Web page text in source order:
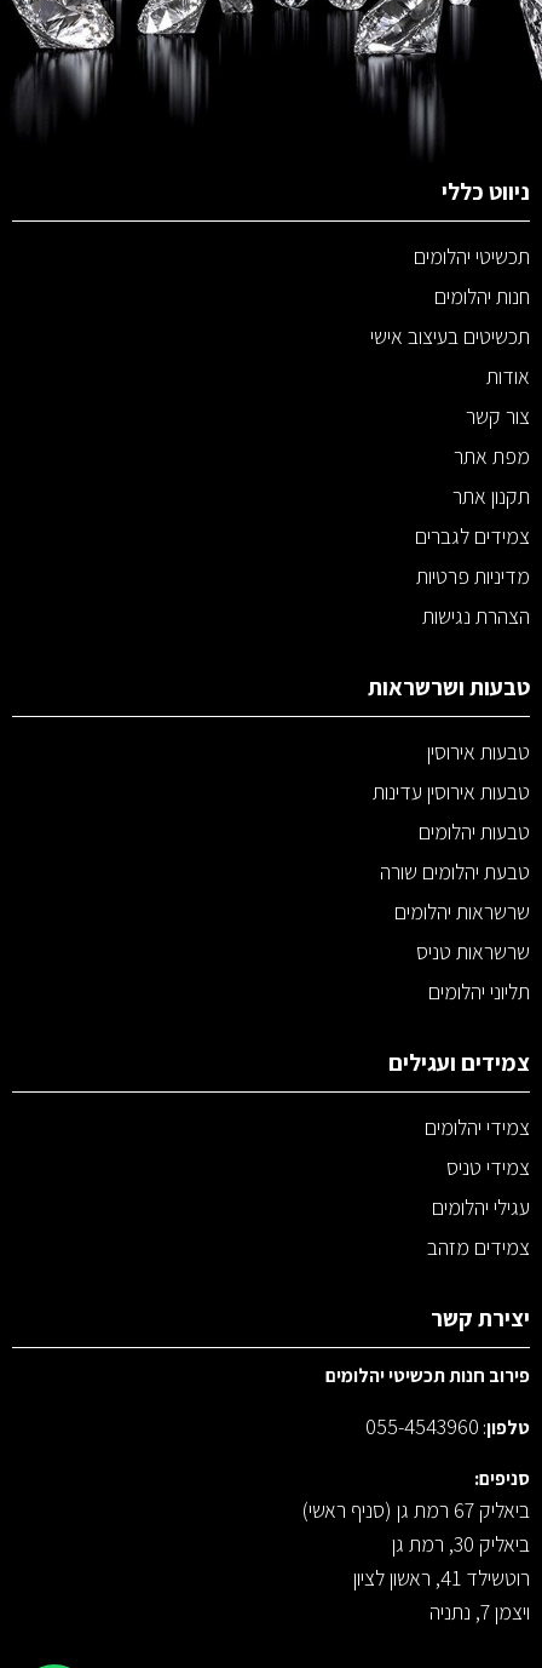
ניווט כללי
תכשיטי יהלומים
חנות יהלומים
תכשיטים בעיצוב אישי
אודות
צור קשר
מפת אתר
תקנון אתר
צמידים לגברים
מדיניות פרטיות
הצהרת נגישות
טבעות ושרשראות
טבעות אירוסין
טבעות אירוסין עדינות
טבעות יהלומים
טבעת יהלומים שורה
שרשראות יהלומים
שרשראות טניס
תליוני יהלומים
צמידים ועגילים
צמידי יהלומים
צמידי טניס
עגילי יהלומים
צמידים מזהב
יצירת קשר
פירוב חנות תכשיטי יהלומים
טלפון:
055-4543960
סניפים:
ביאליק 67 רמת גן (סניף ראשי)
ביאליק 30, רמת גן
רוטשילד 41, ראשון לציון
ויצמן 7, נתניה